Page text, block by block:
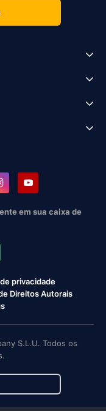
em sua caixa de
privacidade
Direitos Autorais
S.L.U. Todos os